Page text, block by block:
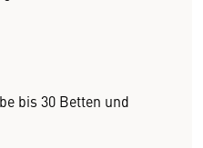
bis 30 Betten und